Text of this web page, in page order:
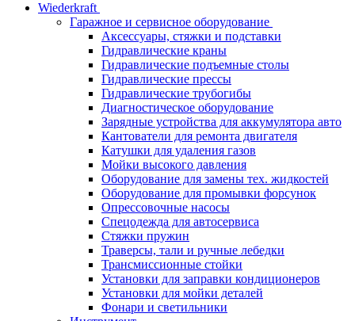
Wiederkraft
Гаражное и сервисное оборудование
Аксессуары, стяжки и подставки
Гидравлические краны
Гидравлические подъемные столы
Гидравлические прессы
Гидравлические трубогибы
Диагностическое оборудование
Зарядные устройства для аккумулятора авто
Кантователи для ремонта двигателя
Катушки для удаления газов
Мойки высокого давления
Оборудование для замены тех. жидкостей
Оборудование для промывки форсунок
Опрессовочные насосы
Спецодежда для автосервиса
Стяжки пружин
Траверсы, тали и ручные лебедки
Трансмиссионные стойки
Установки для заправки кондиционеров
Установки для мойки деталей
Фонари и светильники